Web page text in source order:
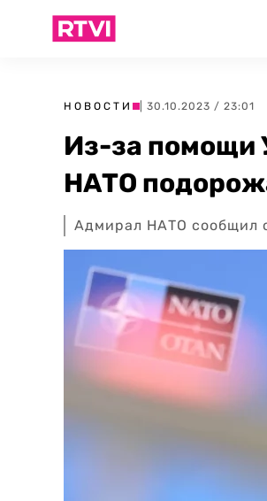
НОВОСТИ | 30.10.2023 / 23:01
Из-за помощи
НАТО
Адмирал НАТО сообщил